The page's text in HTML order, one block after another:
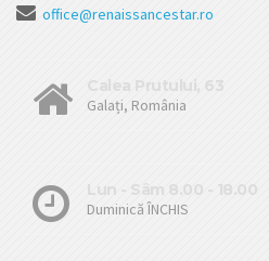
office@renaissancestar.ro
Galați, România
Duminică ÎNCHIS